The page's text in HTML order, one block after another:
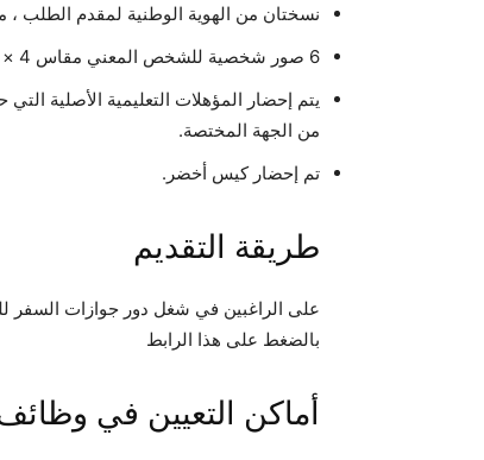
نسختان من الهوية الوطنية لمقدم الطلب ،
6 صور شخصية للشخص المعني مقاس 4 × 6 بشرط أن تكون الملامح الأمامية ظاهرة على خلفية فاتحة.
يتم إحضار المؤهلات التعليمية الأصلية
من الجهة المختصة.
تم إحضار كيس أخضر.
طريقة التقديم
على الراغبين في شغل دور جوازات السفر
بالضغط على هذا الرابط
أماكن التعيين في